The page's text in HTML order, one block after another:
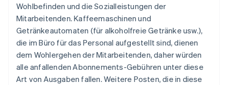
Wohlbefinden und die Sozialleistungen der
Mitarbeitenden. Kaffeemaschinen und
Getränkeautomaten (für alkoholfreie Getränke usw.),
die im Büro für das Personal aufgestellt sind, dienen
dem Wohlergehen der Mitarbeitenden, daher würden
alle anfallenden Abonnements-Gebühren unter diese
Art von Ausgaben fallen. Weitere Posten, die in diese